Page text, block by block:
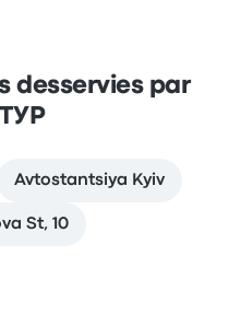
desservies par
Avtostantsiya Kyiv
St, 10